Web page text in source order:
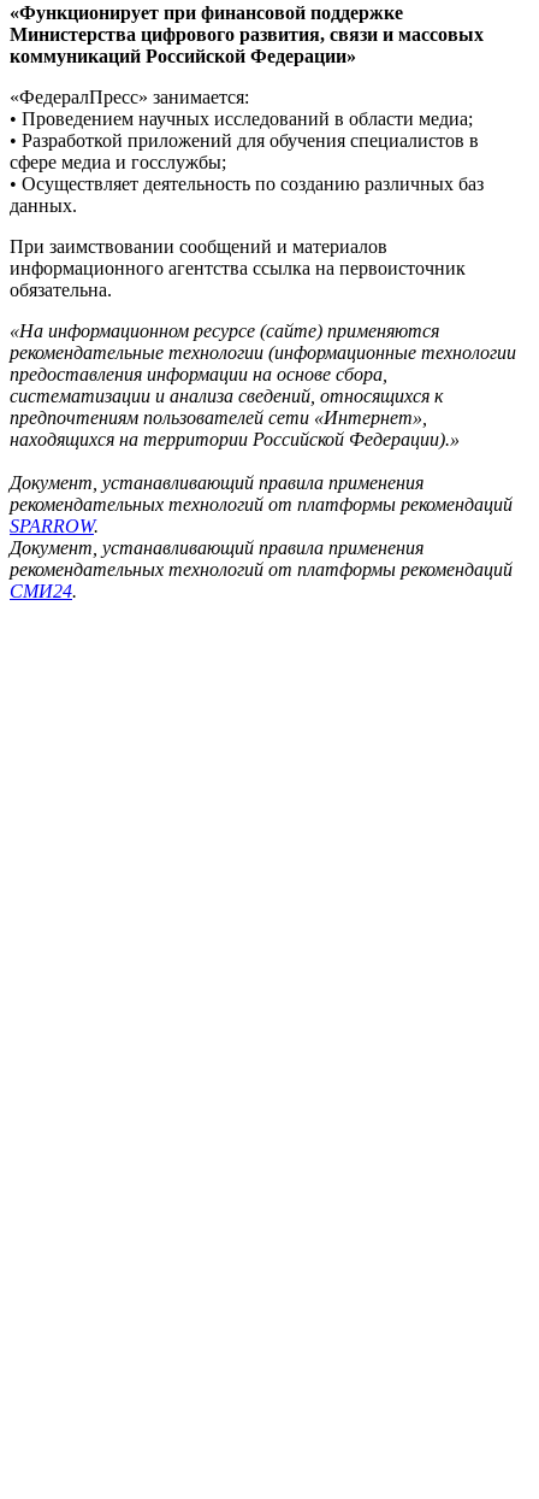
«Функционирует при финансовой поддержке
Министерства цифрового развития, связи и массовых
коммуникаций Российской Федерации»
«ФедералПресс» занимается:
• Проведением научных исследований в области медиа;
• Разработкой приложений для обучения специалистов в
сфере медиа и госслужбы;
• Осуществляет деятельность по созданию различных баз
данных.
При заимствовании сообщений и материалов
информационного агентства ссылка на первоисточник
обязательна.
«На информационном ресурсе (сайте) применяются
рекомендательные технологии (информационные технологии
предоставления информации на основе сбора,
систематизации и анализа сведений, относящихся к
предпочтениям пользователей сети «Интернет»,
находящихся на территории Российской Федерации).»
Документ, устанавливающий правила применения
рекомендательных технологий от платформы рекомендаций
SPARROW.
Документ, устанавливающий правила применения
рекомендательных технологий от платформы рекомендаций
СМИ24.